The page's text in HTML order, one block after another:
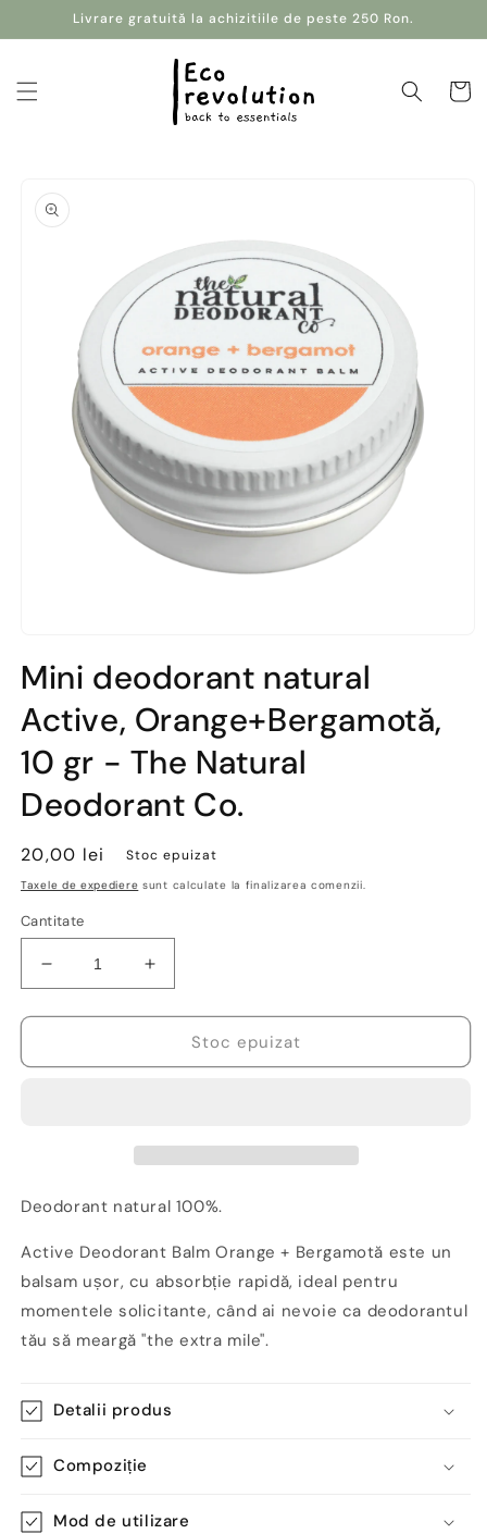
Salt la
conținut
Livrare gratuită la achizitiile de peste 250 Ron.
Coș
informațiile
despre
produs
media
1
într-
o
modală
Mini deodorant natural
Active, Orange+Bergamotă,
10 gr - The Natural
Deodorant Co.
Preț
obișnuit
20,00 lei Stoc epuizat
Taxele de expediere sunt calculate la finalizarea comenzii.
Cantitate
Reduceți
cantitatea
pentru
deodorant
-
Natural
Co.
Creșteți
cantitatea
pentru
deodorant
-
Natural
Deodorant
Co.
Stoc epuizat
Deodorant natural 100%.
Active Deodorant Balm Orange + Bergamotă este un
balsam ușor, cu absorbție rapidă, ideal pentru
momentele solicitante, când ai nevoie ca deodorantul
tău să meargă "the extra mile".
Detalii produs
Compoziție
Mod de utilizare